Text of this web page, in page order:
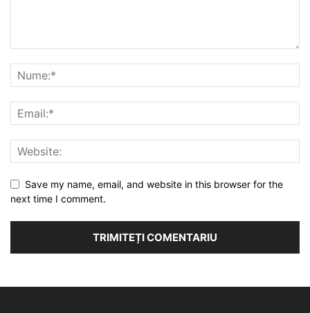
Save my name, email, and website in this browser for the
next time I comment.